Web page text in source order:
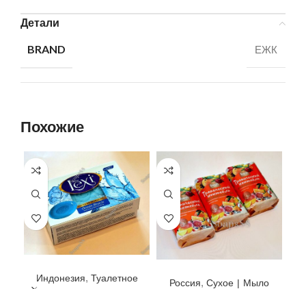
Детали
BRAND ЕЖК
Похожие
Индонезия, Туалетное
Россия, Cухое | Мыло